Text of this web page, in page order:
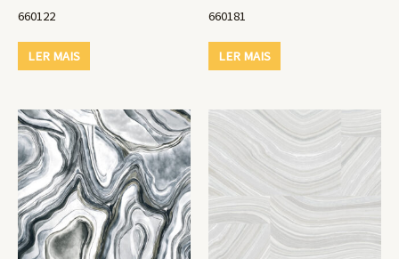
660122
LER MAIS
660181
LER MAIS